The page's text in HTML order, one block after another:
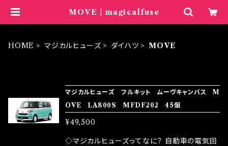
MOVE | magicalfuse
HOME マジカルヒューズ ダイハツ MOVE
マジカルヒューズ フルキット ムーヴキャンバス M
OVE LA800S MFDF202 45個
¥49,500
◇マジカルヒューズってなに？ 自動車の電気回